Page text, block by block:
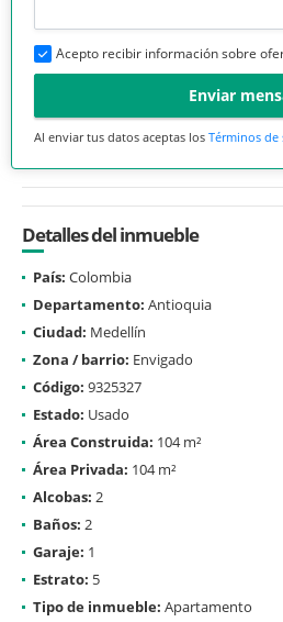
Acepto recibir información sobre
Enviar
Al enviar tus datos aceptas los Términos de
Detalles del inmueble
País: Colombia
Departamento: Antioquia
Ciudad: Medellín
Zona / barrio: Envigado
Código: 9325327
Estado: Usado
Área Construida: 104 m²
Área Privada: 104 m²
Alcobas: 2
Baños: 2
Garaje: 1
Estrato: 5
Tipo de inmueble: Apartamento